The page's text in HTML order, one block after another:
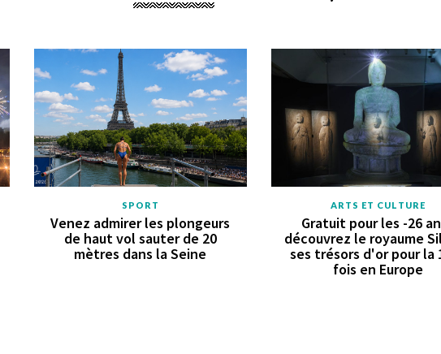
SPORT
Venez admirer les plongeurs
de haut vol sauter de 20
mètres dans la Seine
ARTS ET CULTURE
Gratuit pour les -26
découvrez le royaume
ses trésors d'or pour la
fois en Europe